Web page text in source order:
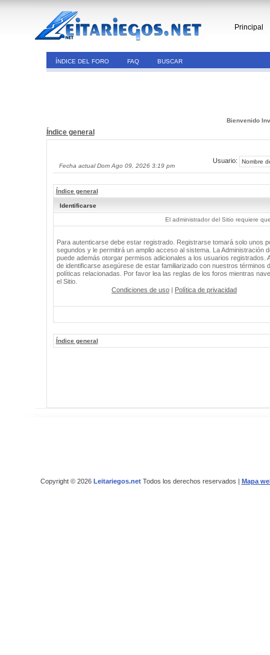
Principal
ÍNDICE DEL FORO FAQ BUSCAR
Bienvenido
Índice general
Fecha actual Dom Ago 09, 2026 3:19 pm
Usuario:
Índice general
Identificarse
El administrador del Sitio requiere
Para autenticarse debe estar registrado. Registrarse tomará solo unos
segundos y le permitirá un amplio acceso al sistema. La Administración
puede además otorgar permisos adicionales a los usuarios registrados.
de identificarse asegúrese de estar familiarizado con nuestros términos
políticas relacionadas. Por favor lea las reglas de los foros mientras
el Sitio.
Condiciones de uso | Política de privacidad
Índice general
Copyright © 2026 Leitariegos.netTodos los derechos reservados | Mapa